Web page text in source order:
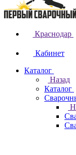
Краснодар
Кабинет
Каталог
Назад
Каталог